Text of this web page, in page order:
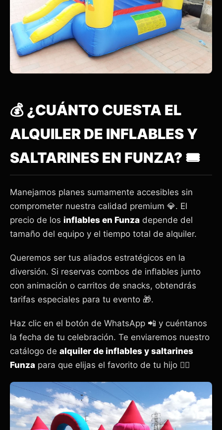
💰 ¿CUÁNTO CUESTA EL
ALQUILER DE INFLABLES Y
SALTARINES EN FUNZA? 🎟️
Manejamos planes sumamente accesibles sin
comprometer nuestra calidad premium 💎. El
precio de los inflables en Funza depende del
tamaño del equipo y el tiempo total de alquiler.
Queremos ser tus aliados estratégicos en la
diversión. Si reservas combos de inflables junto
con animación o carritos de snacks, obtendrás
tarifas especiales para tu evento 🎁.
Haz clic en el botón de WhatsApp 📲 y cuéntanos
la fecha de tu celebración. Te enviaremos nuestro
catálogo de alquiler de inflables y saltarines
Funza para que elijas el favorito de tu hijo 🦸‍♀️